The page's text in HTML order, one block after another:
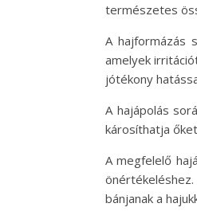
természetes
A hajformázás
amelyek
jótékony
A hajápolás
károsíthatja
A megfelelő
bánjanak a